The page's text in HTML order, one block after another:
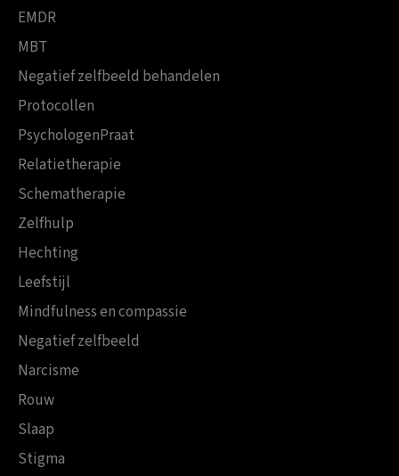
EMDR
MBT
Negatief zelfbeeld behandelen
Protocollen
PsychologenPraat
Relatietherapie
Schematherapie
Zelfhulp
Hechting
Leefstijl
Mindfulness en compassie
Negatief zelfbeeld
Narcisme
Rouw
Slaap
Stigma